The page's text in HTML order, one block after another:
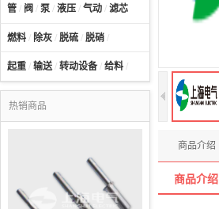
管 / 阀 / 泵 / 液压 / 气动 / 滤芯
燃料 / 除灰 / 脱硫 / 脱硝 /
起重 / 输送/ 转动设备 / 给料 /
热销商品
商品介绍
商品介绍